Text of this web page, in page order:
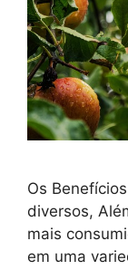
Os
diversos,
mais
em uma